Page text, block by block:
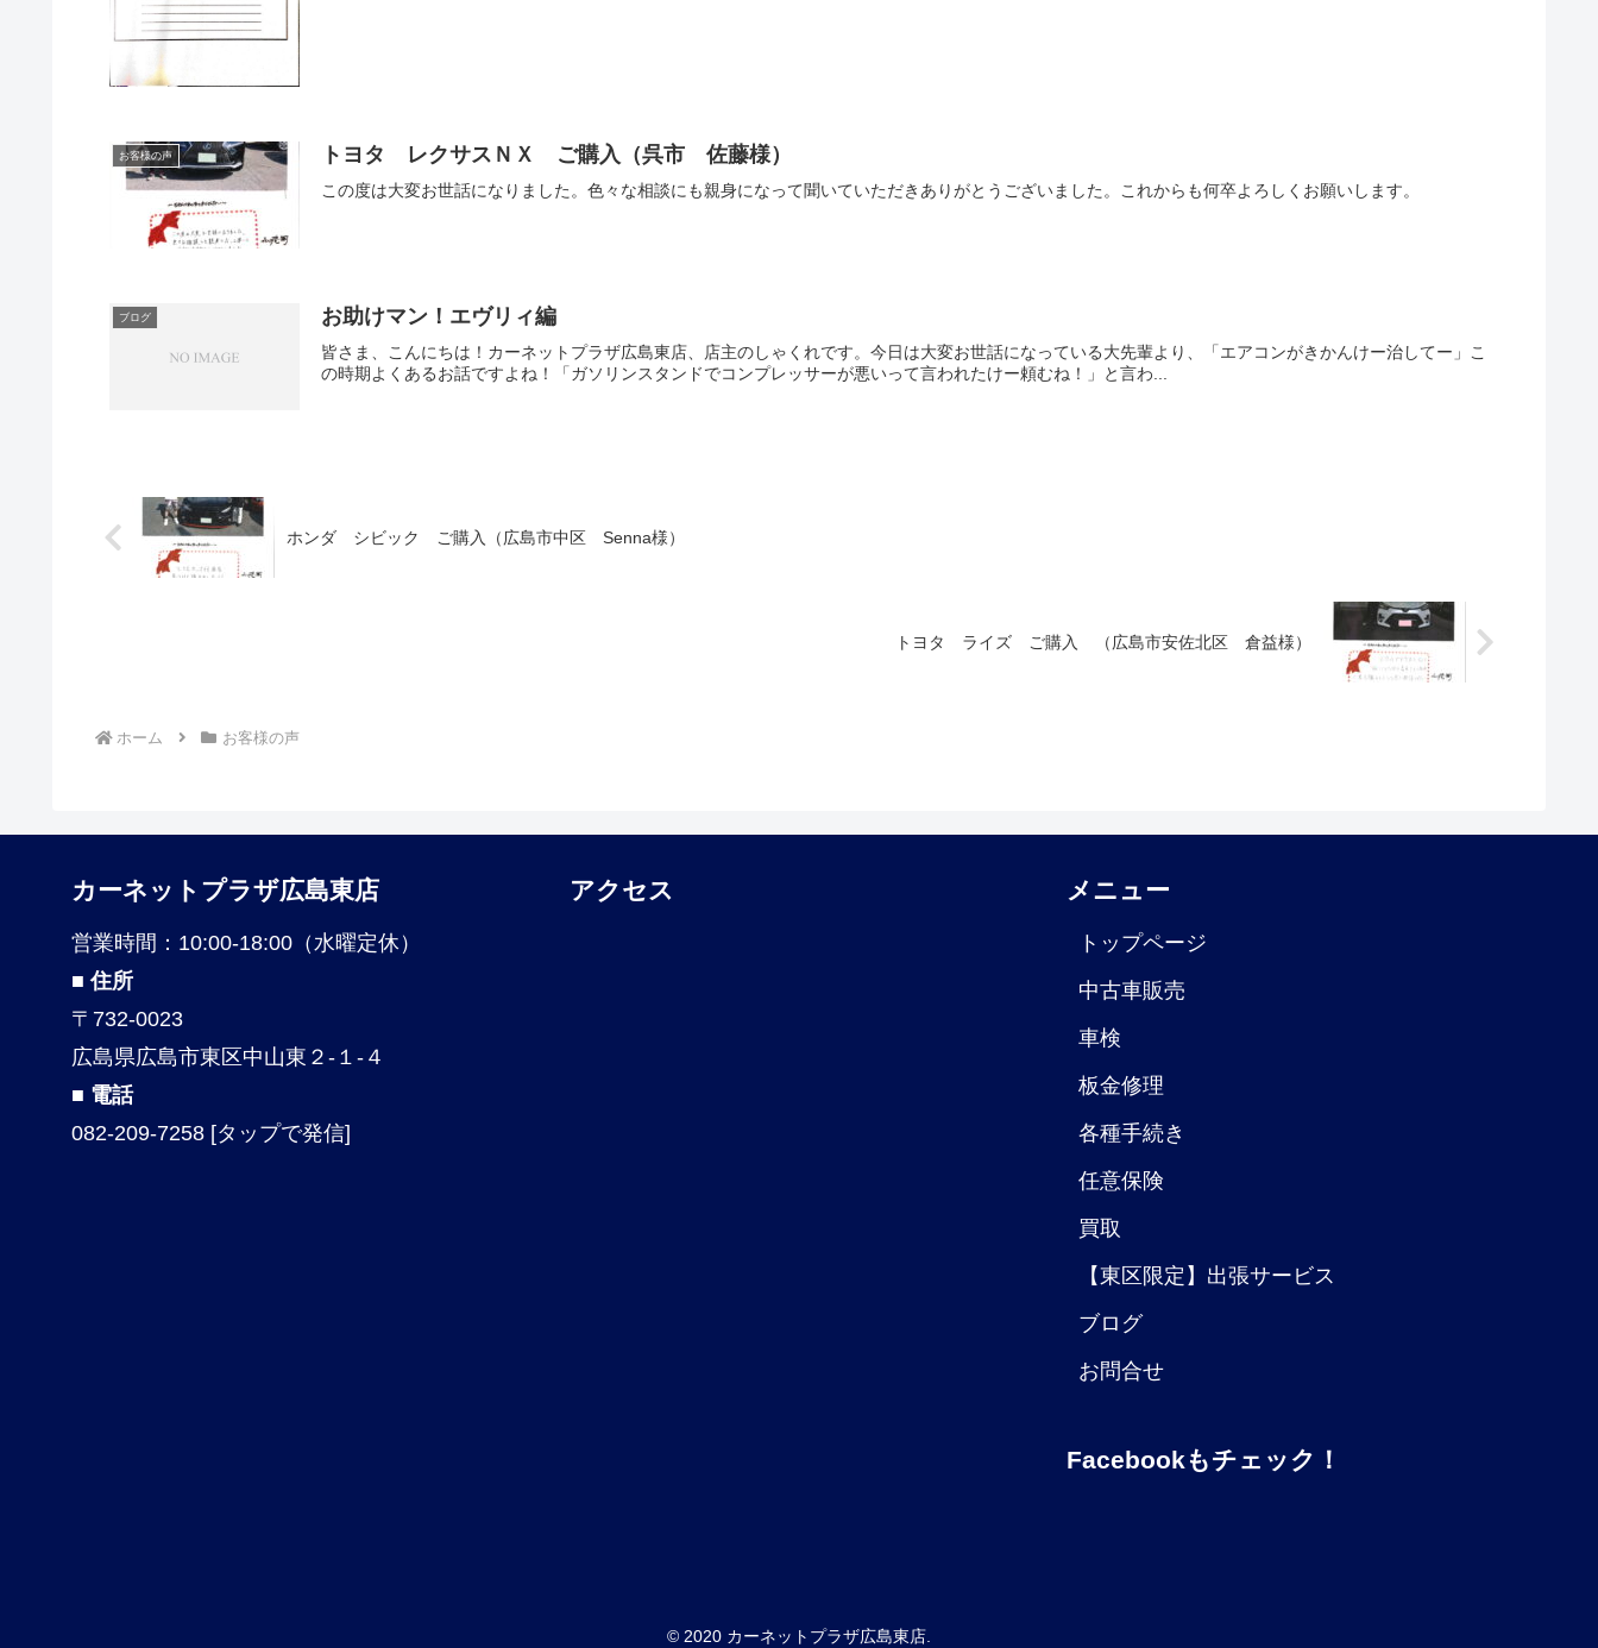
お客様の声 トヨタ レクサスＮＸ ご購入（呉市 佐藤様）
この度は大変お世話になりました。色々な相談にも親身になって聞いていただきありがとうございました。これからも何卒よろしくお願いします。
ブログ お助けマン！エヴリィ編
皆さま、こんにちは！カーネットプラザ広島東店、店主のしゃくれです。今日は大変お世話になっている大先輩より、「エアコンがきかんけー治してー」こ
の時期よくあるお話ですよね！「ガソリンスタンドでコンプレッサーが悪いって言われたけー頼むね！」と言わ...
ホンダ シビック ご購入（広島市中区 Senna様）
トヨタ ライズ ご購入 （広島市安佐北区 倉益様）
ホーム お客様の声
カーネットプラザ広島東店
営業時間：10:00-18:00（水曜定休）
■ 住所
〒732-0023
広島県広島市東区中山東２-１-４
■ 電話
082-209-7258 [タップで発信]
アクセス メニュー
トップページ
中古車販売
車検
板金修理
各種手続き
任意保険
買取
【東区限定】出張サービス
ブログ
お問合せ
Facebookもチェック！
© 2020 カーネットプラザ広島東店.